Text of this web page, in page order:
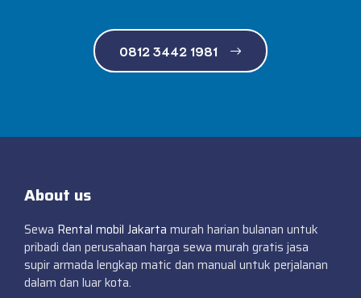
0812 3442 1981
About us
Sewa Rental mobil Jakarta murah harian bulanan untuk
pribadi dan perusahaan harga sewa murah gratis jasa
supir armada lengkap matic dan manual untuk perjalanan
dalam dan luar kota.